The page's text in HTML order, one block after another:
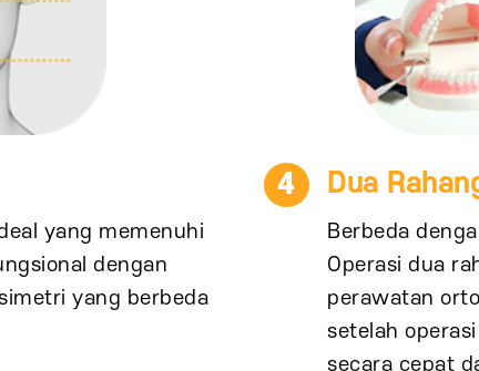
yang memenuhi
dengan
yang berbeda
4 Dua
Berbeda
Operasi dua
perawatan
setelah
secara cepat